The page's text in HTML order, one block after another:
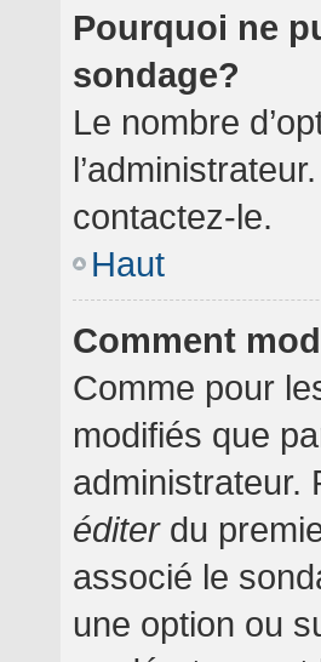
Pourquoi ne
sondage?
Le nombre
contactez-le.
Haut
Comment
Comme pour
modifiés que
administrateur.
éditerdu
associé le
une option ou